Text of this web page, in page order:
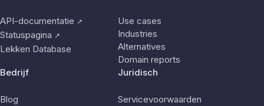
API-documentatie ↗
Statuspagina ↗
Lekken Database
Use cases
Industries
Alternatives
Domain reports
Bedrijf
Blog
Juridisch
Servicevoorwaarden